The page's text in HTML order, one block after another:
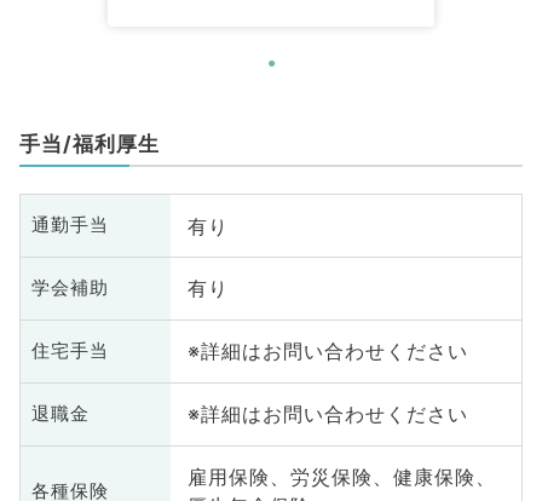
手当/福利厚生
通勤手当 有り
学会補助 有り
住宅手当 ※詳細はお問い合わせください
退職金 ※詳細はお問い合わせください
各種保険
雇用保険、労災保険、健康保険、